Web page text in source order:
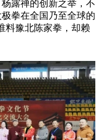
露禅的创新之举，不
拳在全国乃至全球的
料豫北陈家拳，却赖